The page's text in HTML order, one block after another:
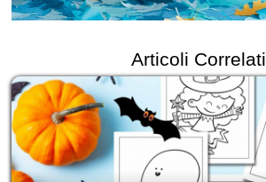
Articoli Correlati